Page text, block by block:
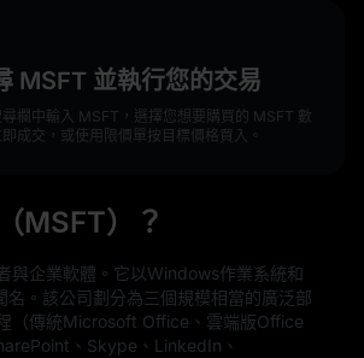
MSFT 並執行您的交易
欄中輸入 MSFT，選擇您想要購買的 MSFT 數
成交，或使用限價單按目標價格買入。
MSFT）？
與企業軟體。它以Windows作業系統和
。該公司劃分為三個規模相當的廣泛部
（傳統Microsoft Office、雲端版Office
、Skype、LinkedIn、